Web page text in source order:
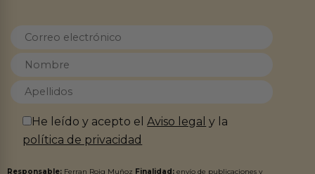
He leído y acepto elAviso legal y la
política de privacidad
Responsable: Ferran Roig Muñoz Finalidad: envío de publicaciones y